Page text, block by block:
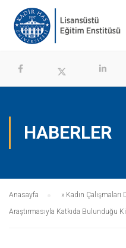
HABERLER
Anasayfa » Kadın Çalışmaları
Araştırmasıyla Katkıda Bulunduğu